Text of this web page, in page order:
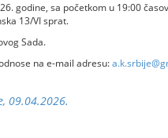
godine, sa početkom u 19:00
13/VI sprat.
Sada.
na e-mail adresu:
09.04.2026.